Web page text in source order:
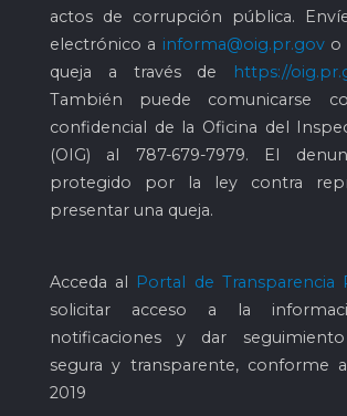
actos de corrupción pública.
electrónico a informa@oig.pr.govo
queja a través de
https://
También puede comunicarse
confidencial de la Oficina del
(OIG) al 787-679-7979. El
protegido por la ley contra
presentar una queja.
Acceda al Portal de Transparencia
solicitar acceso a la
notificaciones y dar
segura y transparente, conforme
2019